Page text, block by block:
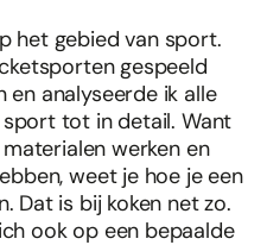
het gebied van sport.
gespeeld
analyseerde ik alle
tot in detail. Want
werken en
weet je hoe je een
Dat is bij koken net zo.
ook op een bepaalde